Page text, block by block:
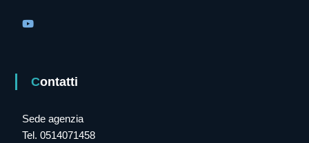
Contatti
Sede agenzia
Tel. 0514071458